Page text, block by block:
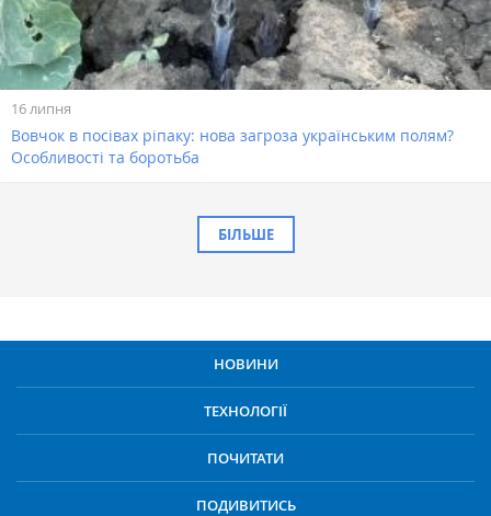
16 липня
Вовчок в посівах ріпаку: нова загроза українським полям?
Особливості та боротьба
БІЛЬШЕ
НОВИНИ
ТЕХНОЛОГІЇ
ПОЧИТАТИ
ПОДИВИТИСЬ